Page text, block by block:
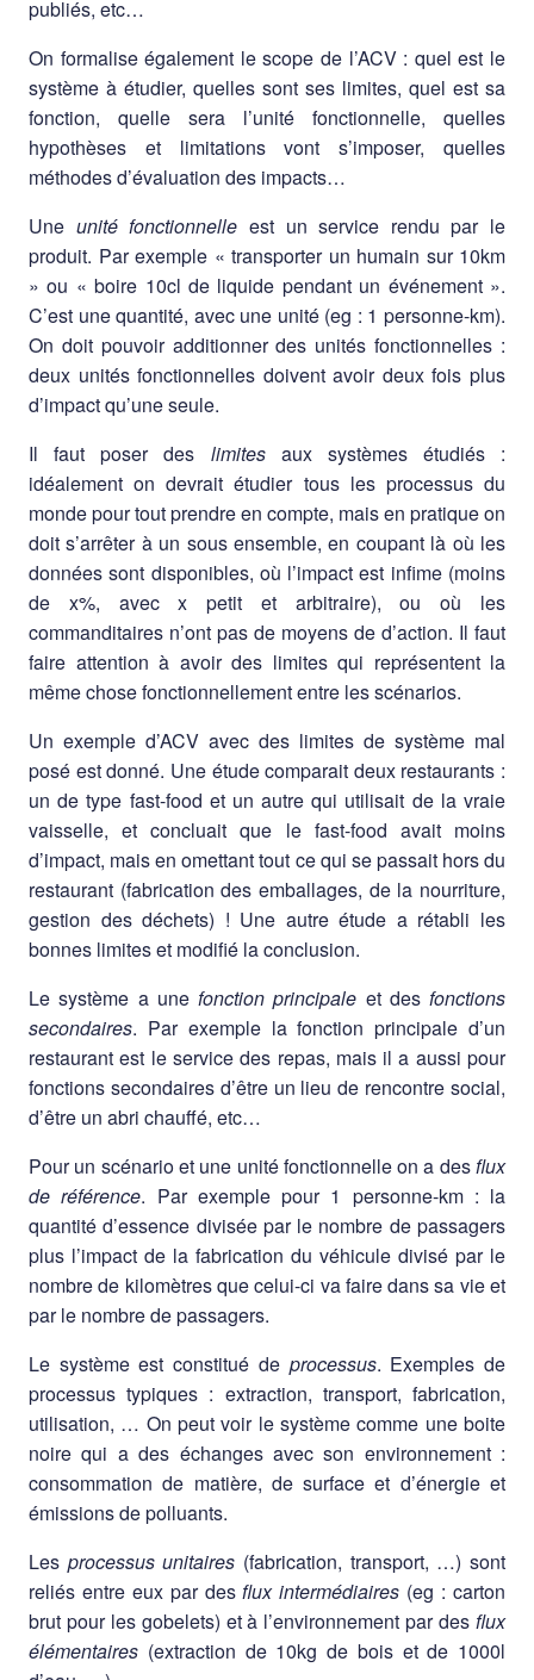
publiés, etc…
On formalise également le scope de l’ACV : quel est le
système à étudier, quelles sont ses limites, quel est sa
fonction, quelle sera l’unité fonctionnelle, quelles
hypothèses et limitations vont s’imposer, quelles
méthodes d’évaluation des impacts…
Une unité fonctionnelle est un service rendu par le
produit. Par exemple « transporter un humain sur 10km
» ou « boire 10cl de liquide pendant un événement ».
C’est une quantité, avec une unité (eg : 1 personne-km).
On doit pouvoir additionner des unités fonctionnelles :
deux unités fonctionnelles doivent avoir deux fois plus
d’impact qu’une seule.
Il faut poser des limitesaux systèmes étudiés :
idéalement on devrait étudier tous les processus du
monde pour tout prendre en compte, mais en pratique on
doit s’arrêter à un sous ensemble, en coupant là où les
données sont disponibles, où l’impact est infime (moins
de x%, avec x petit et arbitraire), ou où les
commanditaires n’ont pas de moyens de d’action. Il faut
faire attention à avoir des limites qui représentent la
même chose fonctionnellement entre les scénarios.
Un exemple d’ACV avec des limites de système mal
posé est donné. Une étude comparait deux restaurants :
un de type fast-food et un autre qui utilisait de la vraie
vaisselle, et concluait que le fast-food avait moins
d’impact, mais en omettant tout ce qui se passait hors du
restaurant (fabrication des emballages, de la nourriture,
gestion des déchets) ! Une autre étude a rétabli les
bonnes limites et modifié la conclusion.
Le système a une fonction principale et des fonctions
secondaires. Par exemple la fonction principale d’un
restaurant est le service des repas, mais il a aussi pour
fonctions secondaires d’être un lieu de rencontre social,
d’être un abri chauffé, etc…
Pour un scénario et une unité fonctionnelle on a desflux
de référence. Par exemple pour 1 personne-km : la
quantité d’essence divisée par le nombre de passagers
plus l’impact de la fabrication du véhicule divisé par le
nombre de kilomètres que celui-ci va faire dans sa vie et
par le nombre de passagers.
Le système est constitué de processus. Exemples de
processus typiques : extraction, transport, fabrication,
utilisation, … On peut voir le système comme une boite
noire qui a des échanges avec son environnement :
consommation de matière, de surface et d’énergie et
émissions de polluants.
Les processus unitaires (fabrication, transport, …) sont
reliés entre eux par desflux intermédiaires (eg : carton
brut pour les gobelets) et à l’environnement par des flux
élémentaires (extraction de 10kg de bois et de 1000l